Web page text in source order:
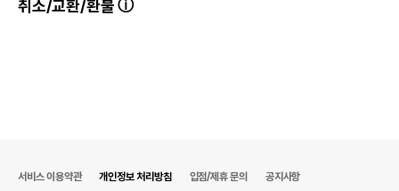
취소/교환/환불
서비스 이용약관 개인정보 처리방침 입점/제휴 문의 공지사항